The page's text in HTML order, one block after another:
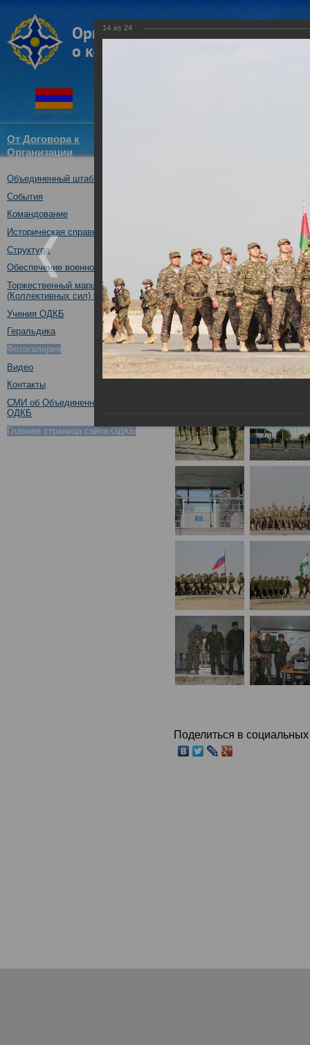
От Договора к
Организации
Объединенный штаб ОДКБ
События
Командование
Историческая справка
Структура
Обеспечение военной безопасности
Торжественный марш Войск
(Коллективных сил) ОДКБ
Учения ОДКБ
Геральдика
Фотогалерея
Видео
Контакты
СМИ об Объединенном штабе
ОДКБ
Главная страница сайта ОДКБ
подразделений
Поделиться в социальных
14 из 24